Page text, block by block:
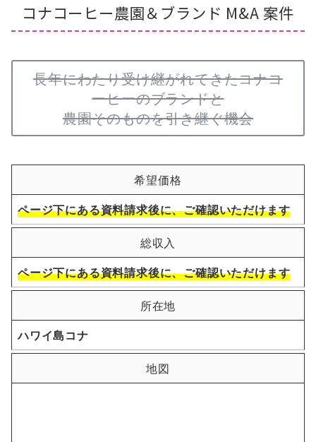
コナコーヒー農園＆ブランド M&A 案件
長年にわたり受け継がれてきたコナコ
ーヒーのブランドと
農園そのものを引き継ぐ機会
希望価格
ページ下にある資料請求後に、ご確認いただけます
総収入
ページ下にある資料請求後に、ご確認いただけます
所在地
ハワイ島コナ
地図